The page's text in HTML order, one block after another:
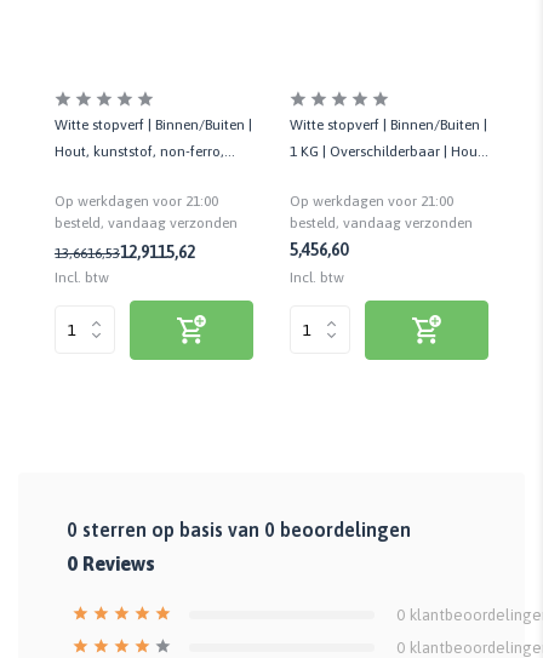
Witte stopverf | Binnen/Buiten |
Hout, kunststof, non-ferro,
Op werkdagen voor 21:00
besteld, vandaag verzonden
13,6616,5312,9115,62
Incl. btw
Witte stopverf | Binnen/Buiten |
1 KG | Overschilderbaar | Hout,
Op werkdagen voor 21:00
besteld, vandaag verzonden
5,456,60
Incl. btw
0 sterren op basis van 0 beoordelingen
0 Reviews
0
0